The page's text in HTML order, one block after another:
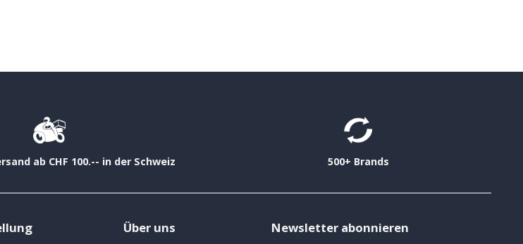
ab CHF 100.-- in der Schweiz 500+ Brands
Über uns Newsletter abonnieren